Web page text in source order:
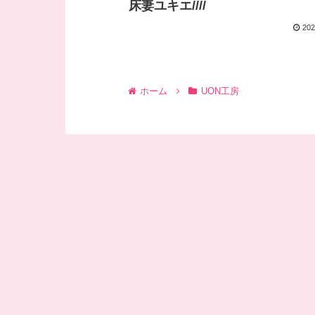
床妻ユキエ////
ホーム UON工房